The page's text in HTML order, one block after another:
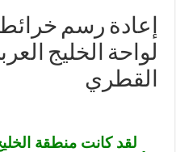
إعادة رسم
لواحة الخليج
القطري
لقد كانت منطقة